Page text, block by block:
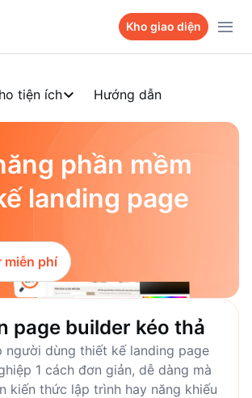
Kho giao diện
pagetiện ích Hướng dẫn
phần mềm
landing page
miễn phí
page builder kéo thả
người dùng thiết kế landing page
1 cách đơn giản, dễ dàng mà
kiến thức lập trình hay năng khiếu